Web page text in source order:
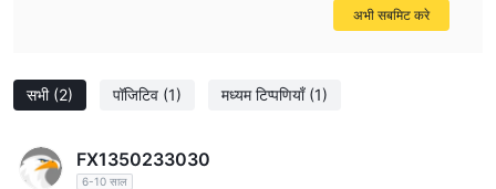
विदेशी मुद्राबाजार, जिसमें
इसके अतिरिक्त, Well-FX प्रदान
हाजिर धातुसोने, चांदी, प्लेटिनम और पैलेडियम
निपटारे पर तत्काल डिलीवरी के लिए हाजिर अनुबंध के रूप में कारोबार किया जाता है,
व्यापारियों द्वारा अटकलों के अधीन हैं।
सभी (2) पॉजिटिव (1) मध्यम टिप्पणियाँ (1)
FX1350233030
6-10 साल
अभी सबमिट करे